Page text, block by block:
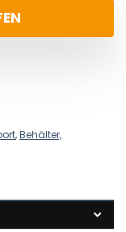
,Behälter,